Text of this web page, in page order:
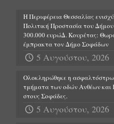
Η Περιφέρεια Θεσσαλίας
Πολιτική Προστασία του
300.000 ευρώΔ. Κουρέτας:
έμπρακτα τον Δήμο Σοφάδων
5 Αυγούστου, 2026
Ολοκληρώθηκε η
τμήματα των οδών Ανθέων και
στους Σοφάδες.
5 Αυγούστου, 2026